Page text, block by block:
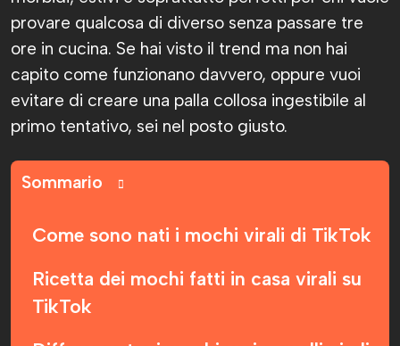
provare qualcosa di diverso senza passare tre
ore in cucina. Se hai visto il trend ma non hai
capito come funzionano davvero, oppure vuoi
evitare di creare una palla collosa ingestibile al
primo tentativo, sei nel posto giusto.
Sommario
Come sono nati i mochi virali di TikTok
Ricetta dei mochi fatti in casa virali su
TikTok